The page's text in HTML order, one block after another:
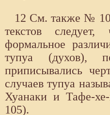
12 См. также №
текстов
формальное
тупуа (духов),
приписывались
случаев тупуа
Хуанаки и Тафе-
105).